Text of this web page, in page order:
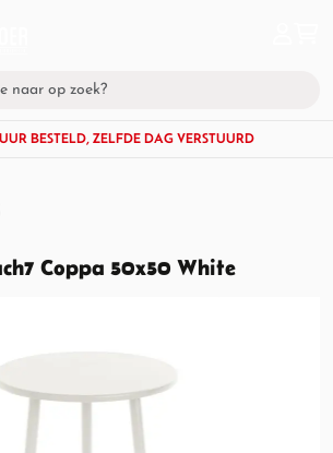
BESTELD, ZELFDE DAG VERSTUURD
Coppa 50x50 White